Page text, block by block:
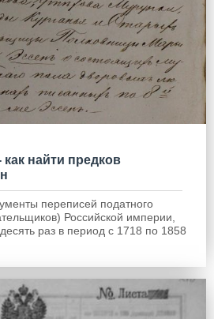
как найти предков
переписей податного
Российской империи,
раз в период с 1718 по 1858